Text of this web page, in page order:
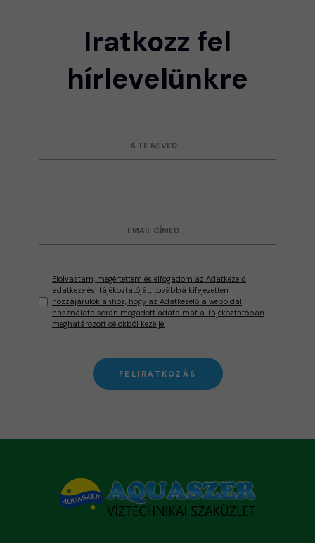
Iratkozz fel
hírlevelünkre
Elolvastam, megértettem és elfogadom az Adatkezelő
adatkezelési tájékoztatóját, továbbá kifejezetten
hozzájárulok ahhoz, hogy az Adatkezelő a weboldal
használata során megadott adataimat a Tájékoztatóban
meghatározott célokból kezelje.
FELIRATKOZÁS